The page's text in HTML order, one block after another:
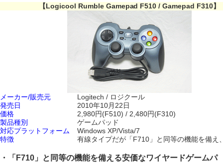
【Logicool Rumble Gamepad F510 / Gamepad F310】
メーカー/販売元
Logitech / ロジクール
発売日
2010年10月22日
価格
2,980円(F510) / 2,480円(F310)
製品種別
ゲームパッド
対応プラットフォーム
Windows XP/Vista/7
特徴
有線タイプだが「F710」と同等の機能を備え
・「F710」と同等の機能を備える安価なワイヤードゲームパ